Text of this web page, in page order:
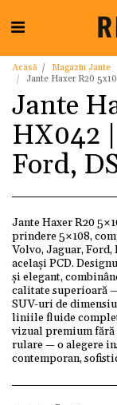
Acasă
Magazin Jante
Jante Haxer R20
Jante
HX042
Ford,
Jante Haxer R20
prindere 5×108,
Volvo, Jaguar, Ford,
același PCD.
și elegant,
calitate superioară
SUV-uri de
liniile fluide
vizual premium
rulare — o alegere
contemporan,